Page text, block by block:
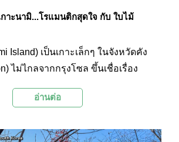
กาะนามิ...โรแมนติกสุดใจ กับ ใบไม้
Island) เป็นเกาะเล็กๆ ในจังหวัดคัง
ไม่ไกลจากกรุงโซล ขึ้นเชื่อเรื่อง
รียส์เกาหลีเรื่อง Winter Sonata หรือ
ไม่พลาดไปตามรอย
อ่านต่อ